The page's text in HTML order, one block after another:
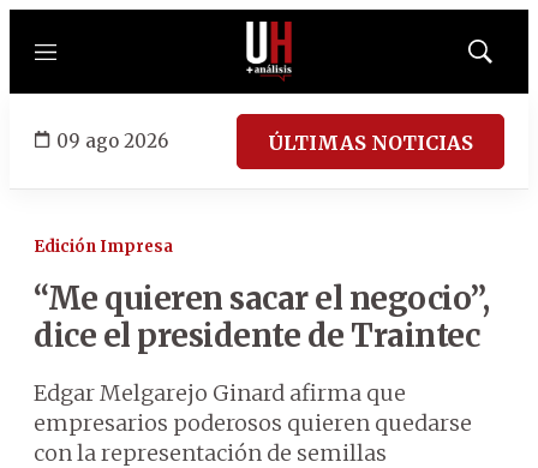
Menú
Mostrar
09 ago 2026 ÚLTIMAS NOTICIAS
Edición Impresa
“Me quieren sacar el negocio”,
dice el presidente de Traintec
Edgar Melgarejo Ginard afirma que
empresarios poderosos quieren quedarse
con la representación de semillas